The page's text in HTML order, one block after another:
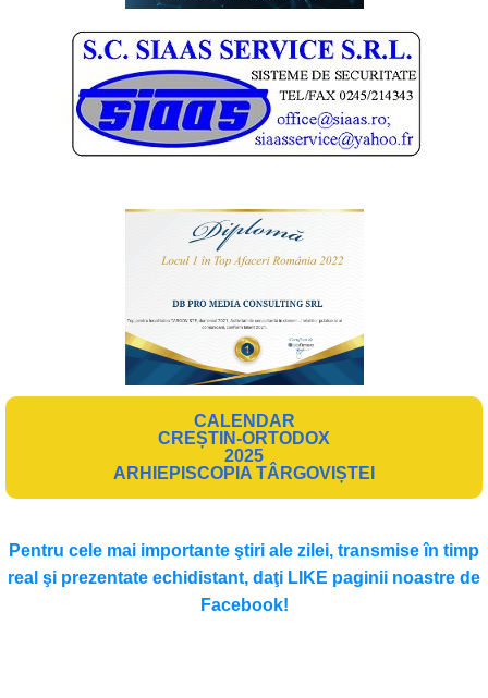
CALENDAR
CREȘTIN-ORTODOX
2025
ARHIEPISCOPIA TÂRGOVIȘTEI
Pentru cele mai importante ştiri ale zilei, transmise în timp
real şi prezentate echidistant, daţi LIKE paginii noastre de
Facebook!